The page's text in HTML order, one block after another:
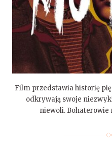
Film przedstawia historię
odkrywają swoje
niewoli. Bohaterowie